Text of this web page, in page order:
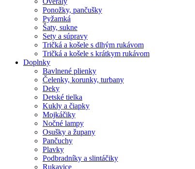
Ponožky, pančušky
Pyžamká
Šaty, sukne
Sety a súpravy
Tričká a košele s dlhým rukávom
Tričká a košele s krátkym rukávom
Doplnky
Bavlnené plienky
Čelenky, korunky, turbany
Deky
Detské tielka
Kukly a čiapky
Mojkáčiky
Nočné lampy
Osušky a župany
Pančuchy
Plavky
Podbradníky a slintáčiky
Rukavice